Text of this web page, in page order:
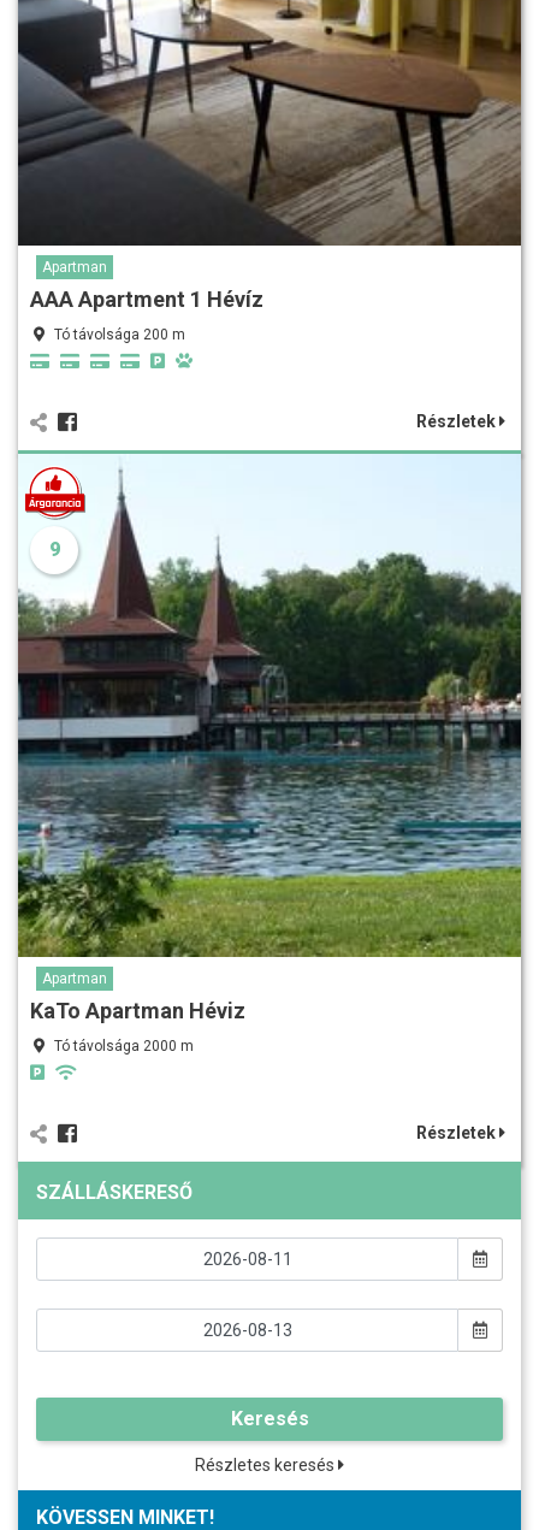
Apartman
AAA Apartment 1 Hévíz
Tó távolsága 200 m
Részletek
9
Apartman
KaTo Apartman Héviz
Tó távolsága 2000 m
Részletek
SZÁLLÁSKERESŐ
Keresés
Részletes keresés
KÖVESSEN MINKET!